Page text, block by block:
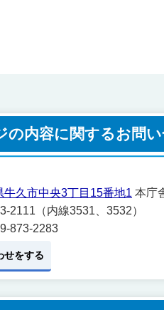
の内容に関するお問
牛久市中央3丁目15番地1 本庁
2111（内線3531、3532）
873-2283
せをする